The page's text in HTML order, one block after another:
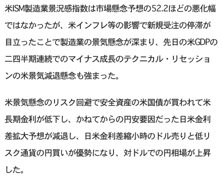
米ISM製造業景況感指数は市場懸念予想の52.2ほどの悪化幅
ではなかったが、米インフレ等の影響で新規受注の停滞が
目立ったことで製造業の景気懸念が深まり、先日の米GDPの
二四半期連続でのマイナス成長のテクニカル・リセッショ
ンの米景気減退懸念も強まった。
米景気懸念のリスク回避で安全資産の米国債が買われて米
長期金利が低下し、かねてからの円安要因だった日米金利
差拡大予想が減退し、日米金利差縮小時のドル売りと低リ
スク通貨の円買いが優勢になり、対ドルでの円相場が上昇
した。